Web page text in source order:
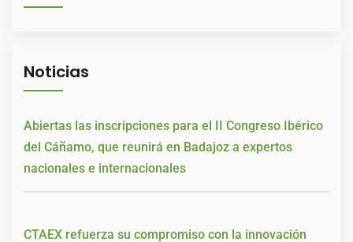
Noticias
Abiertas las inscripciones para el II Congreso Ibérico
del Cáñamo, que reunirá en Badajoz a expertos
nacionales e internacionales
CTAEX refuerza su compromiso con la innovación